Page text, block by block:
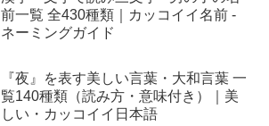
前一覧 全430種類｜カッコイイ名前 -
ネーミングガイド
『夜』を表す美しい言葉・大和言葉 一
覧140種類（読み方・意味付き）｜美
しい・カッコイイ日本語